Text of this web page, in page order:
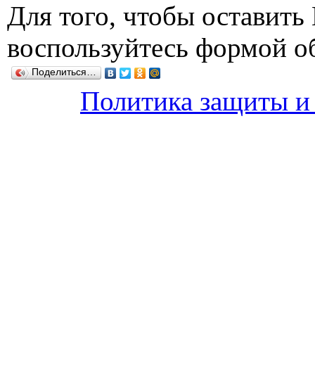
Для того, чтобы
воспользуйтесь формой
Поделиться…
Политика защиты